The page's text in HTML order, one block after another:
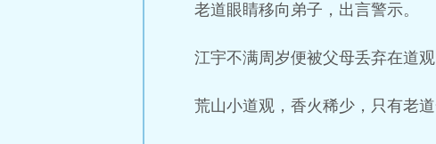
老道眼睛移向弟子，出言警示。
江宇不满周岁便被父母丢弃在道
荒山小道观，香火稀少，只有老